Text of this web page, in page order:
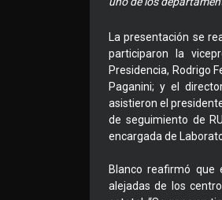
La presentación se
participaron la
Presidencia, Rodrigo
Paganini; y el
asistieron el
de seguimiento de
encargada de
Blanco reafirmó que
alejadas de los